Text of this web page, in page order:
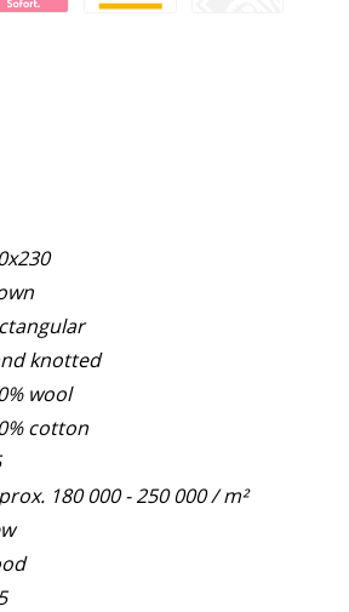
knotted
wool
cotton
180 000 - 250 000 / m²